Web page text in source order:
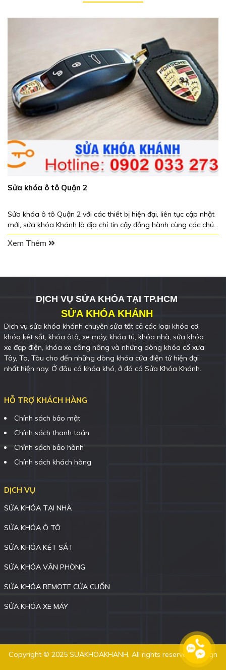
Sửa khóa ô tô Quận 2
Sửa khóa ô tô Quận 2 với các thiết bị hiện đại, liên tục cập nhật
mới, sửa khóa Khánh là địa chỉ tin cậy đồng hành cùng các chủ
xe khi gặp các sự cố xe oto.
Xem Thêm
DỊCH VỤ SỬA KHÓA TẠI TP.HCM
SỬA KHÓA KHÁNH
Dịch vụ sửa khóa khánh chuyên sửa tất cả các loại khóa cơ,
khóa két sắt, khóa ôtô, xe máy, khóa tủ, khóa nhà, sửa khóa
xe đạp điện, khóa xe công nông và những dòng khóa cổ xưa
Tây, Ta, Tàu cho đến những dòng khóa cửa điện tử hiện đại
nhất hiện nay. Ở đâu có khóa khó, ở đó có Sửa Khóa Khánh.
HỖ TRỢ KHÁCH HÀNG
Chính sách bảo mật
Chính sách thanh toán
Chính sách bảo hành
Chính sách khách hàng
DỊCH VỤ
SỬA KHÓA TẠI NHÀ
SỬA KHÓA Ô TÔ
SỬA KHÓA KÉT SẮT
SỬA KHÓA VĂN PHÒNG
SỬA KHÓA REMOTE CỬA CUỐN
SỬA KHÓA XE MÁY
Copyright © 2025 SUAKHOAKHANH. All rights reserved. Design